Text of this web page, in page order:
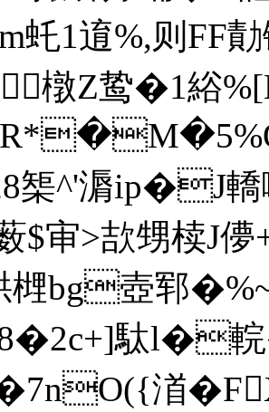
1逳%,则FF
橔Z鸷�1綌
榘^'漘
审>欯甥椟J儚
榸bg壺郓
駄l�
渞